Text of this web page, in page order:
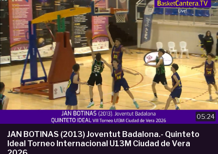
05:24
JAN BOTINAS (2013) Joventut Badalona.- Quinteto
Ideal Torneo Internacional U13M Ciudad de Vera